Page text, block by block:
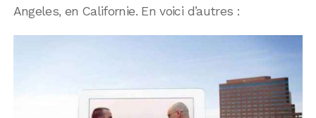
Angeles, en Californie. En voici d’autres :